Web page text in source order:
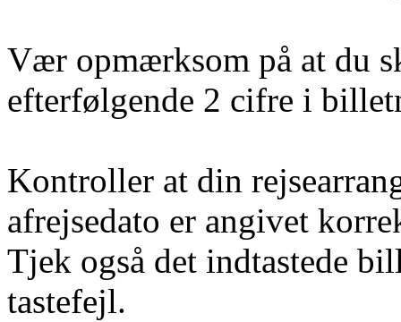
Vær opmærksom på at du
efterfølgende 2 cifre i
Kontroller at din
afrejsedato er angivet
Tjek også det indtastede
tastefejl.